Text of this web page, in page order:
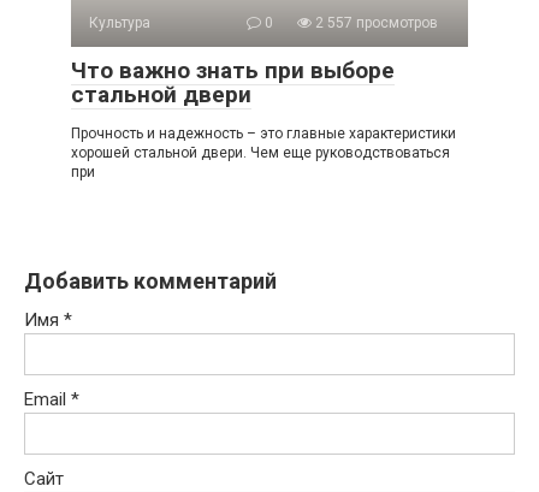
Культура 0 2 557 просмотров
Что важно знать при выборе
стальной двери
Прочность и надежность – это главные характеристики
хорошей стальной двери. Чем еще руководствоваться
при
Добавить комментарий
Имя *
Email *
Сайт